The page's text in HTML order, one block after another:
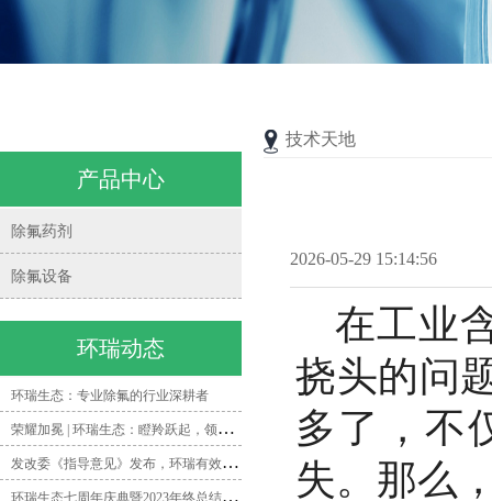
产品中心
除氟药剂
除氟设备
环瑞动态
环瑞生态：专业除氟的行业深耕者
荣
耀加冕 | 环瑞生态：瞪羚跃起，领跑除氟领域新时代
发
改委《指导意见》发布，环瑞有效打造矿井水除氟一体化解决方案
环
瑞生态七周年庆典暨2023年终总结会圆满落幕
技术天地
2026-05-29 15:14:56
在工业
挠头的问
多了，不
失。那么